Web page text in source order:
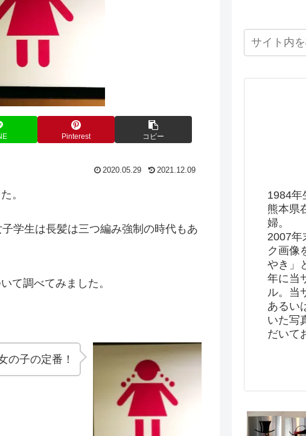
Pinterest コピー
2020.05.29 2021.12.09
。
学生は長髪は三つ編み強制の時代もあ
て調べてみました。
の子の定番！
1984年
熊本県
婦。
2007年
ク画像
やき」
年に当
ル。当
あるい
いた写
だいて